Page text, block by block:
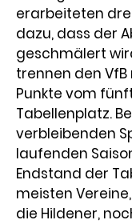
erarbeiteten
dazu, dass der
geschmälert
trennen den
Punkte vom
Tabellenplatz.
verbleibenden
laufenden
Endstand der
meisten
die Hildener,